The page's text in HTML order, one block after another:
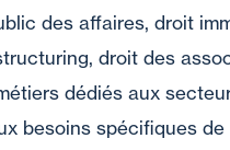
des affaires, droit
droit des
dédiés aux
besoins spécifiques